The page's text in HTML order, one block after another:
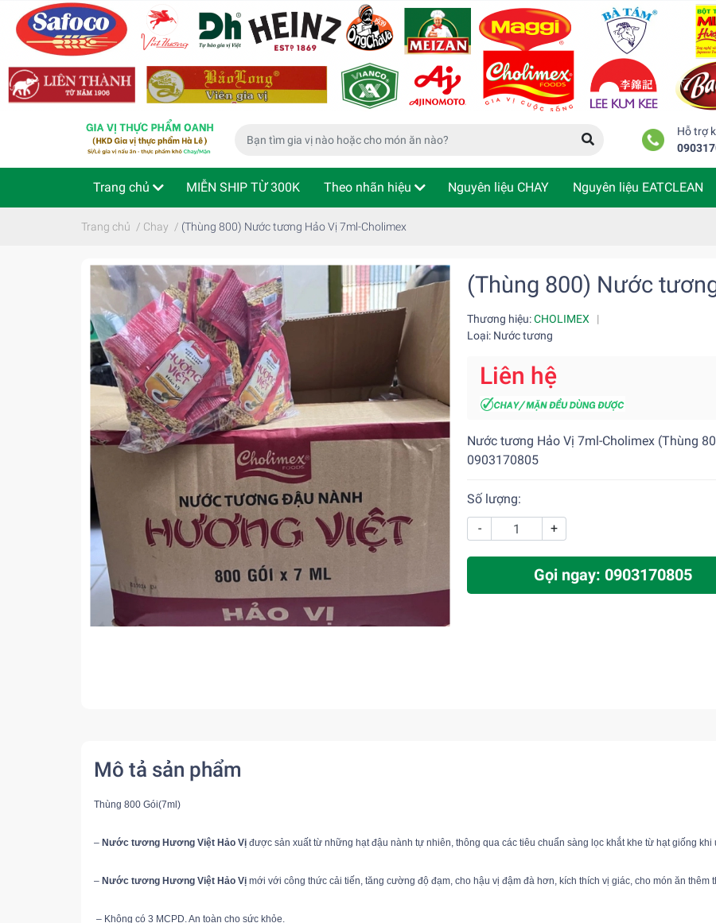
Hỗ trợ
Trang chủ MIỄN SHIP TỪ 300K Theo nhãn hiệu Nguyên liệu CHAY Nguyên liệu EATCLEAN
Phù hợp cho bé Thực phẩm ăn liền Kiểm tra đơn hàng
Trang chủ / Chay / (Thùng 800) Nước tương Hảo Vị 7ml-Cholimex
(Thùng 800) Nước
Thương hiệu:CHOLIMEX
|
Loại: Nước tương
Liên hệ
Nước tương Hảo Vị 7ml-Cholimex (Thùng
0903170805
Số lượng:
-
+
Gọi ngay: 0903170805
Mô tả sản phẩm
Thùng 800 Gói(7ml)
– Nước tương Hương Việt Hảo Vị được sản xuất từ những hạt đậu nành tự nhiên, thông qua các tiêu chuẩn sàng lọc khắt khe từ hạt giống
– Nước tương Hương Việt Hảo Vị mới với công thức cải tiến, tăng cường độ đạm, cho hậu vị đậm đà hơn, kích thích vị giác, cho món ăn thêm
– Không có 3 MCPD. An toàn cho sức khỏe.